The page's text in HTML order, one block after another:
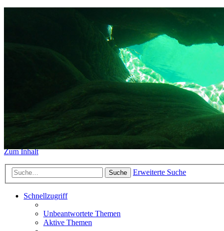
Das Sidemount-Forum ist auf
https://www.sidemount-
Das alte Forum hier existiert
Sidemount-Forum
Erlebe den Unterschied
Zum Inhalt
Suche Erweiterte Suche
Schnellzugriff
Unbeantwortete Themen
Aktive Themen